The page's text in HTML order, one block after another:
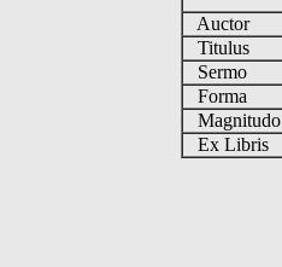
Auctor
Titulus
Sermo
Forma
Magnitudo
Ex Libris